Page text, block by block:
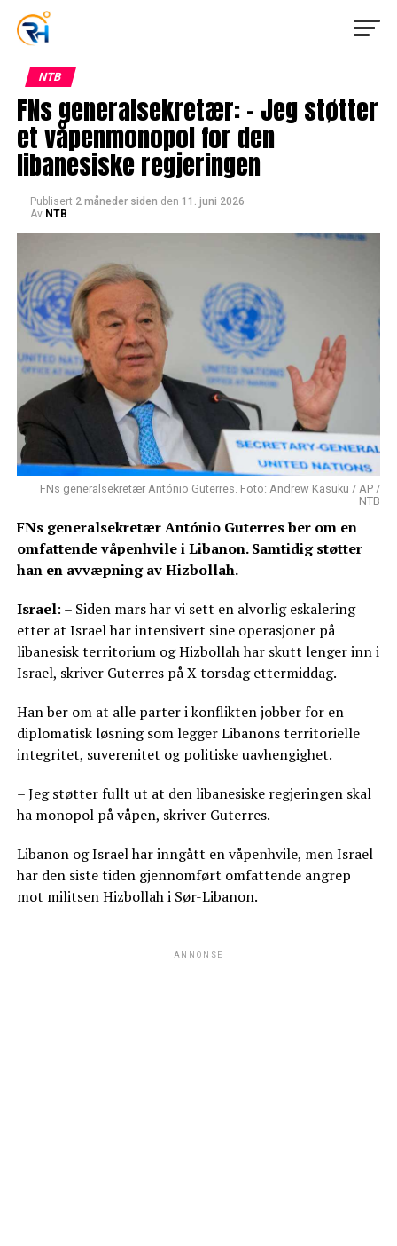
NTB
FNs generalsekretær: – Jeg støtter
et våpenmonopol for den
libanesiske regjeringen
Publisert 2 måneder siden den 11. juni 2026
Av NTB
FNs generalsekretær António Guterres. Foto: Andrew Kasuku / AP /
NTB
FNs generalsekretær António Guterres ber om en
omfattende våpenhvile i Libanon. Samtidig støtter
han en avvæpning av Hizbollah.
Israel: – Siden mars har vi sett en alvorlig eskalering
etter at Israel har intensivert sine operasjoner på
libanesisk territorium og Hizbollah har skutt lenger inn i
Israel, skriver Guterres på X torsdag ettermiddag.
Han ber om at alle parter i konflikten jobber for en
diplomatisk løsning som legger Libanons territorielle
integritet, suverenitet og politiske uavhengighet.
– Jeg støtter fullt ut at den libanesiske regjeringen skal
ha monopol på våpen, skriver Guterres.
Libanon og Israel har inngått en våpenhvile, men Israel
har den siste tiden gjennomført omfattende angrep
mot militsen Hizbollah i Sør-Libanon.
ANNONSE